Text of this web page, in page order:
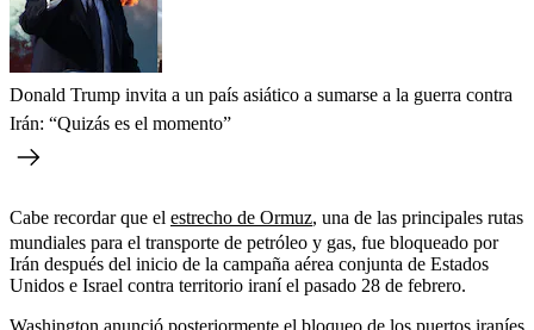
Donald Trump invita a un país asiático a sumarse a la guerra contra
Irán: “Quizás es el momento”
Cabe recordar que el estrecho de Ormuz, una de las principales rutas
mundiales para el transporte de petróleo y gas, fue bloqueado por
Irán después del inicio de la campaña aérea conjunta de Estados
Unidos e Israel contra territorio iraní el pasado 28 de febrero.
Washington anunció posteriormente el bloqueo de los puertos iraníes